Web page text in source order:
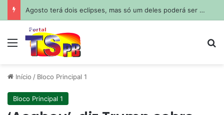
Homem morre após se afogar na praia de Barra de Gramame
Menu
Início / Bloco Principal 1
Bloco Principal 1